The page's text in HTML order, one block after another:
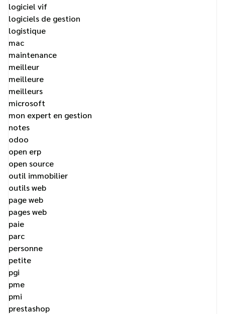
logiciel vif
logiciels de gestion
logistique
mac
maintenance
meilleur
meilleure
meilleurs
microsoft
mon expert en gestion
notes
odoo
open erp
open source
outil immobilier
outils web
page web
pages web
paie
parc
personne
petite
pgi
pme
pmi
prestashop